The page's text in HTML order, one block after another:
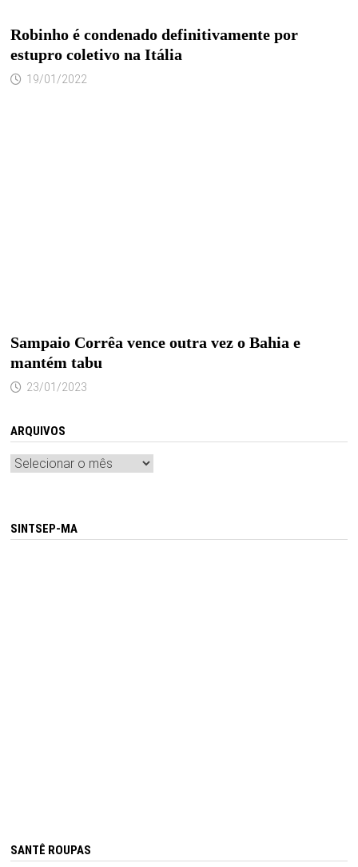
Robinho é condenado definitivamente por
estupro coletivo na Itália
19/01/2022
Sampaio Corrêa vence outra vez o Bahia e
mantém tabu
23/01/2023
ARQUIVOS
Arquivos
SINTSEP-MA
SANTÊ ROUPAS